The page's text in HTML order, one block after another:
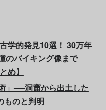
学的発見10選！ 30万年
のバイキング像まで
め】
」──洞窟から出土した
ものと判明